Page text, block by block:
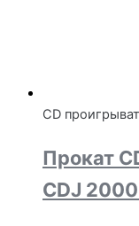
CD
Прокат
CDJ